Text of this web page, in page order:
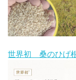
世界初 桑のひげ